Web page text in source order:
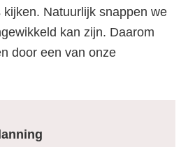
kijken. Natuurlijk snappen we
kan zijn. Daarom
door een van onze